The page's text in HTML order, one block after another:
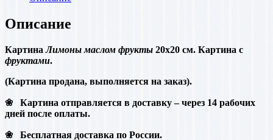
Корнеева.
Описание
КартинаЛимоны маслом фрукты 20х20 см. Картина с
фруктами.
(Картина продана, выполняется на заказ).
❀ Картина отправляется в доставку – через 14 рабочих
дней после оплаты.
❀ Бесплатная доставка по России.